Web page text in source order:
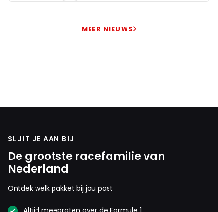
MEER NIEUWS
SLUIT JE AAN BIJ
De grootste racefamilie van
Nederland
Ontdek welk pakket bij jou past
Altijd meepraten over de Formule 1